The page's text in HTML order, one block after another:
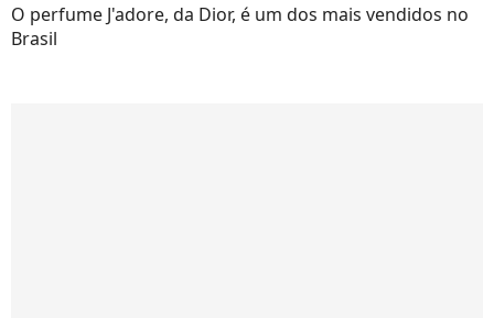
O perfume J'adore, da Dior, é um dos mais vendidos no
Brasil